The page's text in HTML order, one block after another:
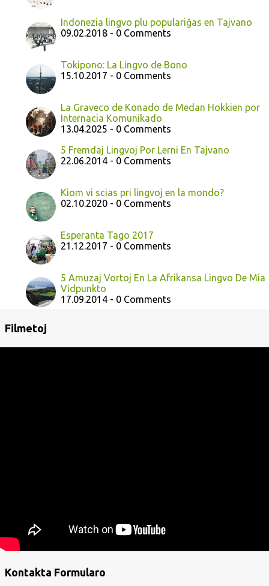
Indonezia lingvo plu populariĝas en Tajvano
09.02.2018 - 0 Comments
Tokipono: La Lingvo de Bono
15.10.2017 - 0 Comments
La Graveco de Konado de Medan Hokkien por
Internacia Komunikado
13.04.2025 - 0 Comments
5 Fremdaj Lingvoj Por Lerni En Tajvano
22.06.2014 - 0 Comments
Kiom vi scias pri lingvoj en la mondo?
02.10.2020 - 0 Comments
Esperanta Tago 2017
21.12.2017 - 0 Comments
5 Amuzaj Vortoj En La Afrikansa Lingvo De Mia
Vidpunkto
17.09.2014 - 0 Comments
Filmetoj
Kontakta Formularo